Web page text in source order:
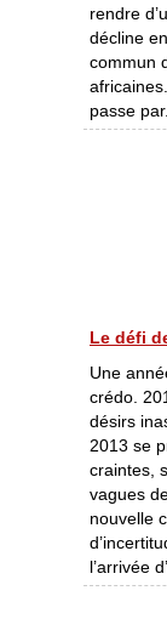
rendre
décline
commun
passe
Le défi
Une
crédo.
désirs
2013 se
craintes,
vagues
nouvelle
l’arrivée